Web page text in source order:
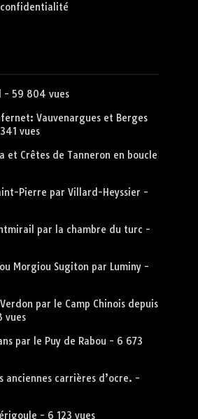
- 59 804 vues
Vauvenargues et Berges
vues
et Crêtes de Tanneron en boucle
Pierre par Villard-Heyssier -
par la chambre du turc -
Morgiou Sugiton par Luminy-
par le Camp Chinois depuis
vues
par le Puy de Rabou - 6 673
anciennes carrières d’ocre. -
- 6 123 vues